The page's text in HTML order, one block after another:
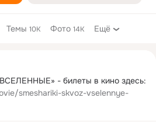
Темы 10K Фото 14K Ещё
smeshariki-skvoz-vselennye-